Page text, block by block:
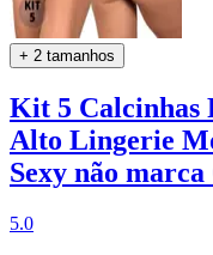
+ 2 tamanhos
Kit 5 Calcinhas
Alto Lingerie
Sexy não marca
5.0